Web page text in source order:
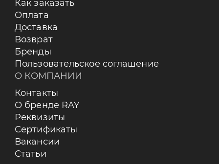
Как заказать
Оплата
Доставка
Возврат
Бренды
Пользовательское соглашение
О КОМПАНИИ
Контакты
О бренде RAY
Реквизиты
Сертификаты
Вакансии
Статьи